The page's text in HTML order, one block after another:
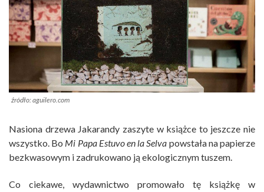
źródło: aguilero.com
Nasiona drzewa Jakarandy zaszyte w książce to jeszcze nie
wszystko. Bo Mi Papa Estuvo en la Selva powstała na papierze
bezkwasowym i zadrukowano ją ekologicznym tuszem.
Co ciekawe, wydawnictwo promowało tę książkę w